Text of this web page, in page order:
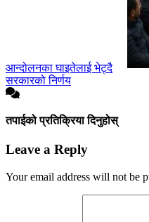
आन्दोलनका घाइतेलाई भेट्दै
सरकारको निर्णय
तपाईको प्रतिक्रिया दिनुहोस्
Leave a Reply
Your email address will not be